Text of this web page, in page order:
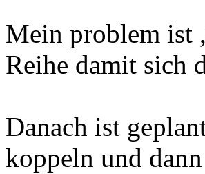
Mein problem ist
Reihe damit sich
Danach ist
koppeln und